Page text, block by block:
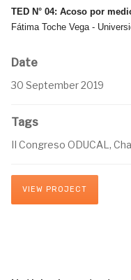
TED N° 04: Acoso por
Fátima Toche Vega -
Date
30 September 2019
Tags
II Congreso ODUCAL,
VIEW PROJECT